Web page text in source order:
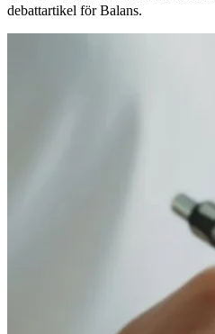
debattartikel för Balans.